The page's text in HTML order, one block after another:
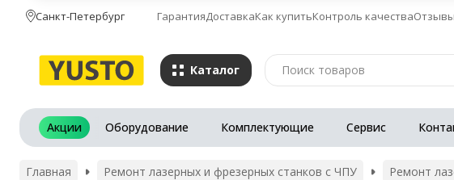
Санкт-Петербург ГарантияДоставкаКак купитьКонтроль качестваОтзывы
Каталог
Акции Оборудование Комплектующие Сервис
Главная Ремонт лазерных и фрезерных станков с ЧПУ Ремонт